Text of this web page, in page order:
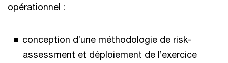
opérationnel :
conception d’une méthodologie de risk-
assessment et déploiement de l’exercice